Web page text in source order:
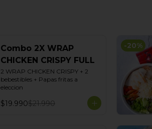
Combo 2X WRAP
CHICKEN CRISPY FULL
2 WRAP CHICKEN CRISPY + 2
bebestibles + Papas fritas a
eleccion
$19.990$21.990
-20%